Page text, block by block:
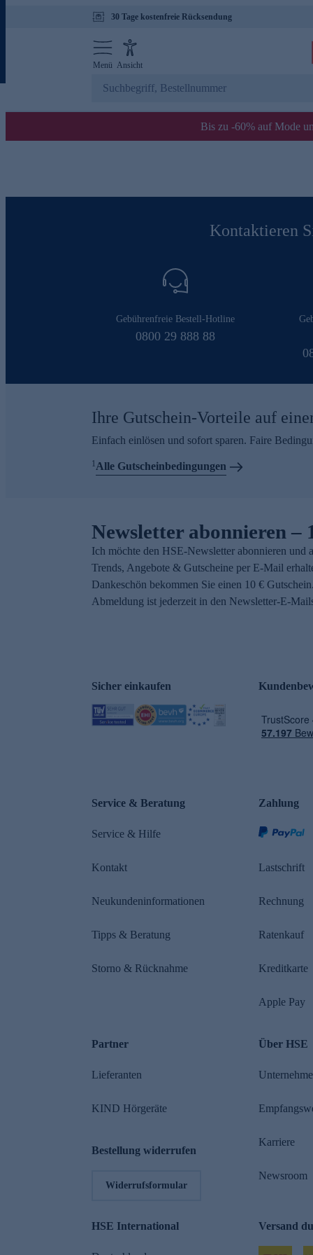
30 Tage kostenfreie Rücksendung
Menü Ansicht
Bis zu -60% auf Mode
Kontaktieren
Gebührenfreie Bestell-Hotline
0800 29 888 88
Ihre Gutschein-Vorteile auf
Einfach einlösen und sofort sparen. Faire
1Alle Gutscheinbedingungen
Newsletter abonnieren –
Ich möchte den HSE-Newsletter abonnieren und
Trends, Angebote & Gutscheine per E-Mail
Dankeschön bekommen Sie einen 10 €
Abmeldung ist jederzeit in den Newsletter-E-
Sicher einkaufen
Service & Beratung
Service & Hilfe
Kontakt
Neukundeninformationen
Tipps & Beratung
Storno & Rücknahme
Zahlung
Lastschrift
Rechnung
Ratenkauf
Kreditkarte
Apple Pay
Partner
Lieferanten
KIND Hörgeräte
Bestellung widerrufen
Widerrufsformular
Über HSE
Karriere
Newsroom
HSE International Versand